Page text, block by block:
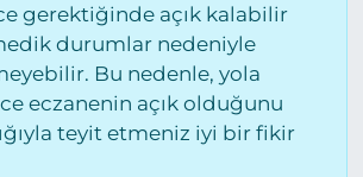
gerektiğinde açık kalabilir
durumlar nedeniyle
Bu nedenle, yola
eczanenin açık olduğunu
teyit etmeniz iyi bir fikir